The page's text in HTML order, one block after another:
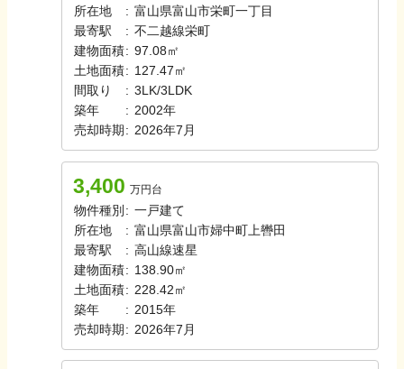
所在地
: 富山県富山市栄町一丁目
最寄駅
: 不二越線栄町
建物面積: 97.08㎡
土地面積: 127.47㎡
間取り
: 3LK/3LDK
築年
: 2002年
売却時期 : 2026年7月
3,400 万円台
物件種別 : 一戸建て
所在地
: 富山県富山市婦中町上轡田
最寄駅
: 高山線速星
建物面積: 138.90㎡
土地面積: 228.42㎡
築年
: 2015年
売却時期 : 2026年7月